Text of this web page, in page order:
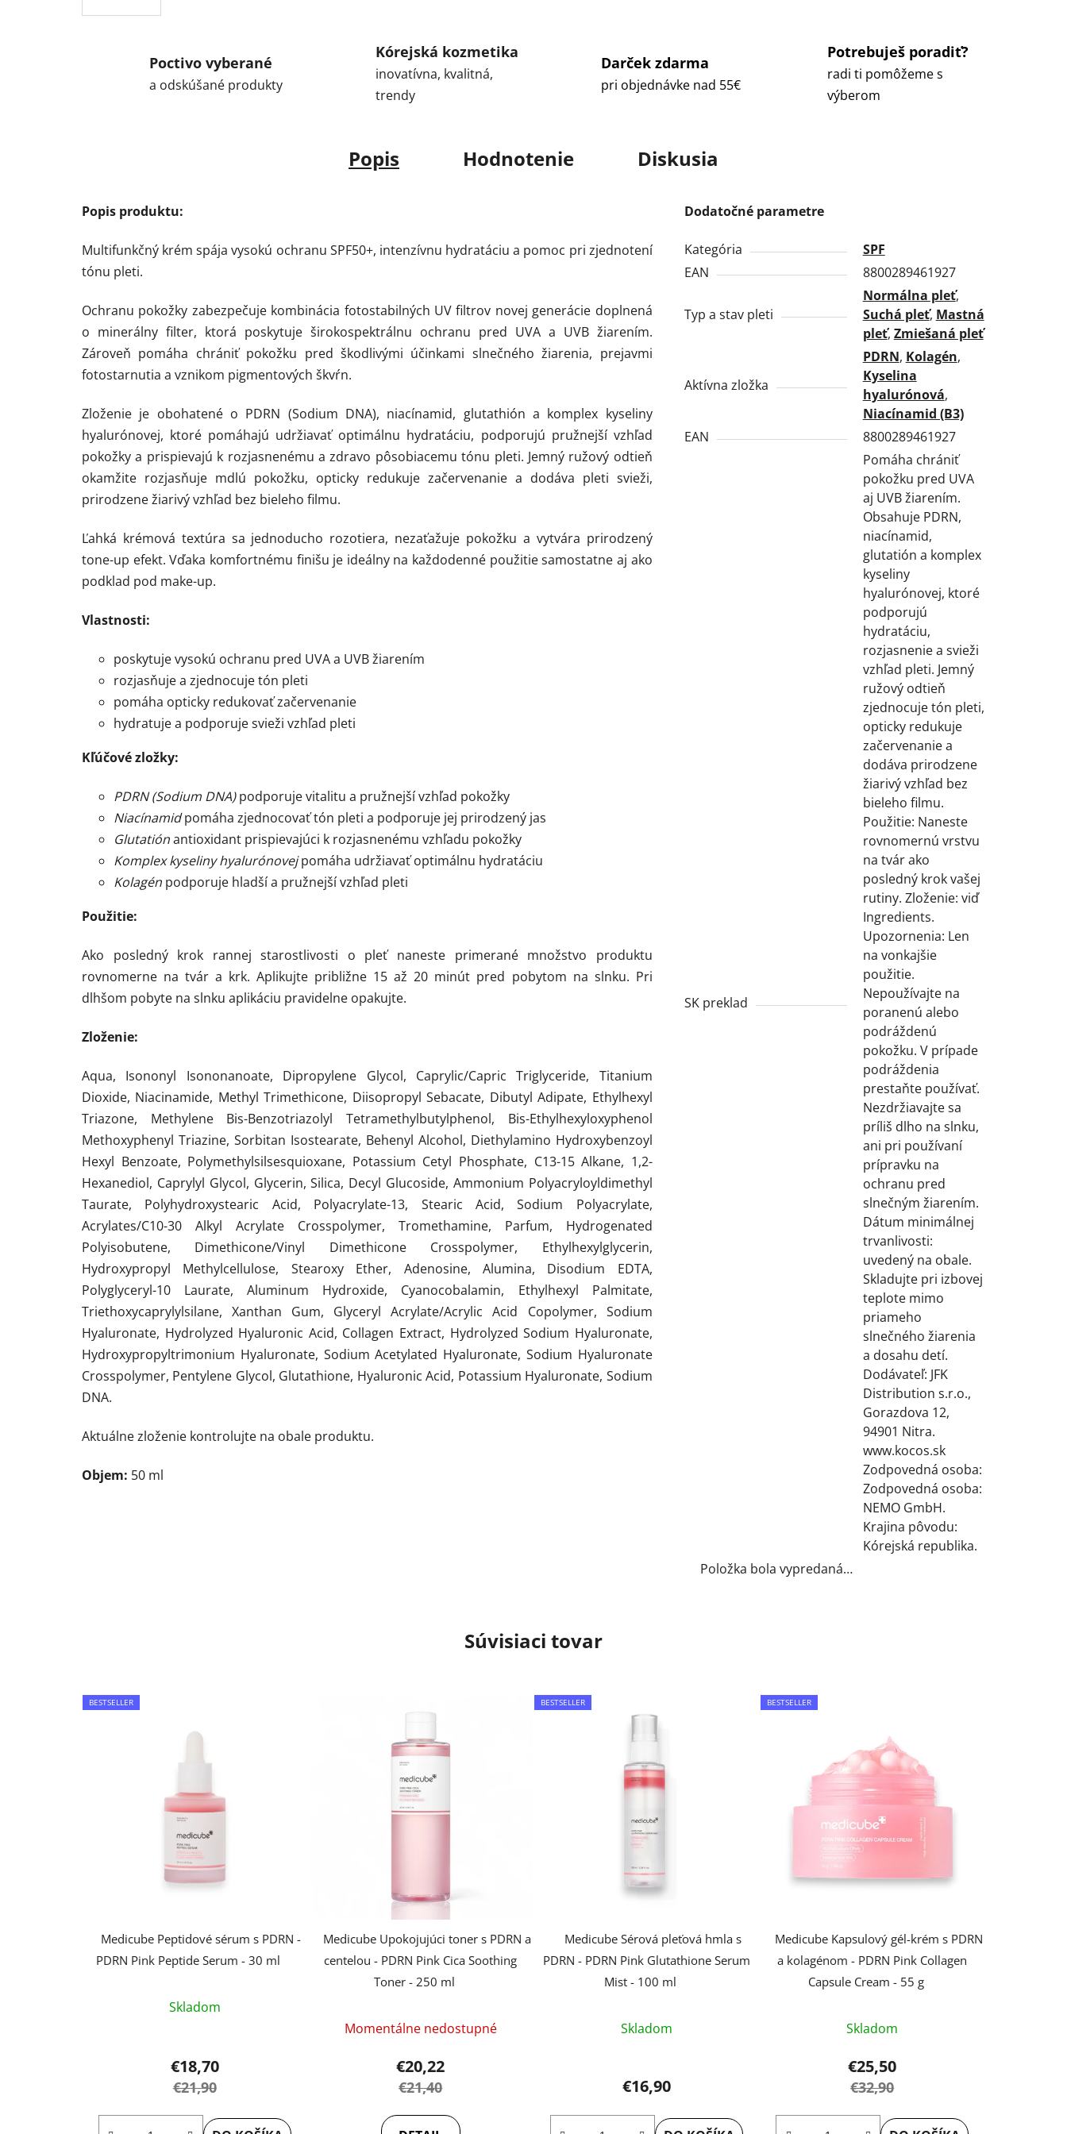
Poctivo vyberané
a odskúšané produkty
Kórejská kozmetika
inovatívna, kvalitná,
trendy
Darček zdarma
pri objednávke nad 55€
Potrebuješ poradiť?
radi ti pomôžeme s
výberom
Popis Hodnotenie Diskusia
Popis produktu:
Multifunkčný krém spája vysokú ochranu SPF50+, intenzívnu hydratáciu a pomoc pri zjednotení
tónu pleti.
Ochranu pokožky zabezpečuje kombinácia fotostabilných UV filtrov novej generácie doplnená
o minerálny filter, ktorá poskytuje širokospektrálnu ochranu pred UVA a UVB žiarením.
Zároveň pomáha chrániť pokožku pred škodlivými účinkami slnečného žiarenia, prejavmi
fotostarnutia a vznikom pigmentových škvŕn.
Zloženie je obohatené o PDRN (Sodium DNA), niacínamid, glutathión a komplex kyseliny
hyalurónovej, ktoré pomáhajú udržiavať optimálnu hydratáciu, podporujú pružnejší vzhľad
pokožky a prispievajú k rozjasnenému a zdravo pôsobiacemu tónu pleti. Jemný ružový odtieň
okamžite rozjasňuje mdlú pokožku, opticky redukuje začervenanie a dodáva pleti svieži,
prirodzene žiarivý vzhľad bez bieleho filmu.
Ľahká krémová textúra sa jednoducho rozotiera, nezaťažuje pokožku a vytvára prirodzený
tone-up efekt. Vďaka komfortnému finišu je ideálny na každodenné použitie samostatne aj ako
podklad pod make-up.
Vlastnosti:
poskytuje vysokú ochranu pred UVA a UVB žiarením
rozjasňuje a zjednocuje tón pleti
pomáha opticky redukovať začervenanie
hydratuje a podporuje svieži vzhľad pleti
Kľúčové zložky:
PDRN (Sodium DNA)podporuje vitalitu a pružnejší vzhľad pokožky
Niacínamidpomáha zjednocovať tón pleti a podporuje jej prirodzený jas
Glutatiónantioxidant prispievajúci k rozjasnenému vzhľadu pokožky
Komplex kyseliny hyalurónovejpomáha udržiavať optimálnu hydratáciu
Kolagén podporuje hladší a pružnejší vzhľad pleti
Použitie:
Ako posledný krok rannej starostlivosti o pleť naneste primerané množstvo produktu
rovnomerne na tvár a krk. Aplikujte približne 15 až 20 minút pred pobytom na slnku. Pri
dlhšom pobyte na slnku aplikáciu pravidelne opakujte.
Zloženie:
Aqua, Isononyl Isononanoate, Dipropylene Glycol, Caprylic/Capric Triglyceride, Titanium
Dioxide, Niacinamide, Methyl Trimethicone, Diisopropyl Sebacate, Dibutyl Adipate, Ethylhexyl
Triazone, Methylene Bis-Benzotriazolyl Tetramethylbutylphenol, Bis-Ethylhexyloxyphenol
Methoxyphenyl Triazine, Sorbitan Isostearate, Behenyl Alcohol, Diethylamino Hydroxybenzoyl
Hexyl Benzoate, Polymethylsilsesquioxane, Potassium Cetyl Phosphate, C13-15 Alkane, 1,2-
Hexanediol, Caprylyl Glycol, Glycerin, Silica, Decyl Glucoside, Ammonium Polyacryloyldimethyl
Taurate, Polyhydroxystearic Acid, Polyacrylate-13, Stearic Acid, Sodium Polyacrylate,
Acrylates/C10-30 Alkyl Acrylate Crosspolymer, Tromethamine, Parfum, Hydrogenated
Polyisobutene, Dimethicone/Vinyl Dimethicone Crosspolymer, Ethylhexylglycerin,
Hydroxypropyl Methylcellulose, Stearoxy Ether, Adenosine, Alumina, Disodium EDTA,
Polyglyceryl-10 Laurate, Aluminum Hydroxide, Cyanocobalamin, Ethylhexyl Palmitate,
Triethoxycaprylylsilane, Xanthan Gum, Glyceryl Acrylate/Acrylic Acid Copolymer, Sodium
Hyaluronate, Hydrolyzed Hyaluronic Acid, Collagen Extract, Hydrolyzed Sodium Hyaluronate,
Hydroxypropyltrimonium Hyaluronate, Sodium Acetylated Hyaluronate, Sodium Hyaluronate
Crosspolymer, Pentylene Glycol, Glutathione, Hyaluronic Acid, Potassium Hyaluronate, Sodium
DNA.
Aktuálne zloženie kontrolujte na obale produktu.
Objem: 50 ml
Dodatočné parametre
Kategória
SPF
EAN
8800289461927
Typ a stav pleti
Normálna pleť,
Suchá pleť, Mastná
pleť, Zmiešaná pleť
Aktívna zložka
PDRN, Kolagén,
Kyselina
hyalurónová,
Niacínamid (B3)
EAN
8800289461927
SK preklad
Pomáha chrániť
pokožku pred UVA
aj UVB žiarením.
Obsahuje PDRN,
niacínamid,
glutatión a komplex
kyseliny
hyalurónovej, ktoré
podporujú
hydratáciu,
rozjasnenie a svieži
vzhľad pleti. Jemný
ružový odtieň
zjednocuje tón pleti,
opticky redukuje
začervenanie a
dodáva prirodzene
žiarivý vzhľad bez
bieleho filmu.
Použitie: Naneste
rovnomernú vrstvu
na tvár ako
posledný krok vašej
rutiny. Zloženie: viď
Ingredients.
Upozornenia: Len
na vonkajšie
použitie.
Nepoužívajte na
poranenú alebo
podráždenú
pokožku. V prípade
podráždenia
prestaňte používať.
Nezdržiavajte sa
príliš dlho na slnku,
ani pri používaní
prípravku na
ochranu pred
slnečným žiarením.
Dátum minimálnej
trvanlivosti:
uvedený na obale.
Skladujte pri izbovej
teplote mimo
priameho
slnečného žiarenia
a dosahu detí.
Dodávateľ: JFK
Distribution s.r.o.,
Gorazdova 12,
94901 Nitra.
www.kocos.sk
Zodpovedná osoba:
Zodpovedná osoba:
NEMO GmbH.
Krajina pôvodu:
Kórejská republika.
Položka bola vypredaná…
Súvisiaci tovar
BESTSELLER
Medicube Peptidové sérum s PDRN -
PDRN Pink Peptide Serum - 30 ml
hodnotenie
je
5,0
Skladom
€18,70
€21,90
Medicube Upokojujúci toner s PDRN a
centelou - PDRN Pink Cica Soothing
Toner - 250 ml
hodnotenie
produktu
je
Momentálne nedostupné
€20,22
€21,40
BESTSELLER
Medicube Sérová pleťová hmla s
PDRN - PDRN Pink Glutathione Serum
Mist - 100 ml
Skladom
€16,90
BESTSELLER
Medicube Kapsulový gél-krém s PDRN
a kolagénom - PDRN Pink Collagen
Capsule Cream - 55 g
Skladom
€25,50
€32,90